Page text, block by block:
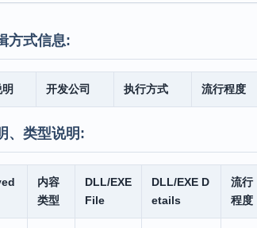
方式信息:
开发公司 执行方式 流行程度
、类型说明:
内容
类型
DLL/EXE
File
DLL/EXE D
etails
流行
程度